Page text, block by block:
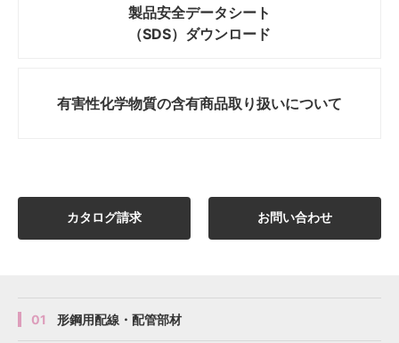
製品安全データシート
（SDS）ダウンロード
有害性化学物質の含有商品取り扱いについて
カタログ請求 お問い合わせ
01 形鋼用配線・配管部材